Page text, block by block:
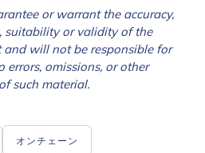
or warrant the accuracy,
suitability or validity of the
will not be responsible for
omissions, or other
such material.
オンチェーン